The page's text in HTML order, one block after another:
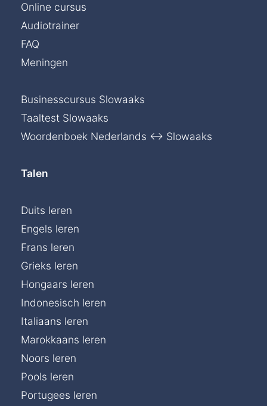
Online cursus
Audiotrainer
FAQ
Meningen
Businesscursus Slowaaks
Taaltest Slowaaks
Woordenboek Nederlands ↔ Slowaaks
Talen
Duits leren
Engels leren
Frans leren
Grieks leren
Hongaars leren
Indonesisch leren
Italiaans leren
Marokkaans leren
Noors leren
Pools leren
Portugees leren